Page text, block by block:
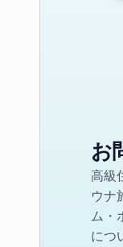
お
高級
ウナ
ム・
につ